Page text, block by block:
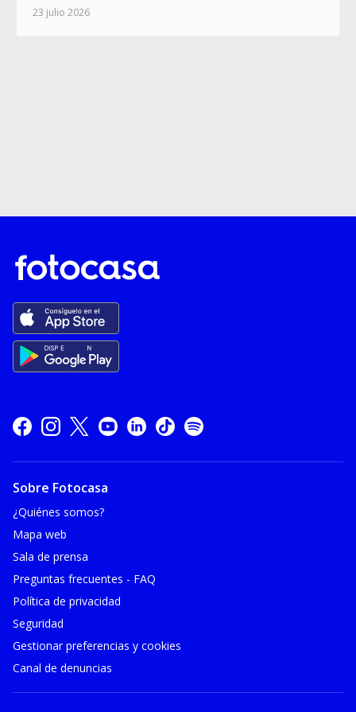
23 julio 2026
Sobre Fotocasa
¿Quiénes somos?
Mapa web
Sala de prensa
Preguntas frecuentes - FAQ
Política de privacidad
Seguridad
Gestionar preferencias y cookies
Canal de denuncias